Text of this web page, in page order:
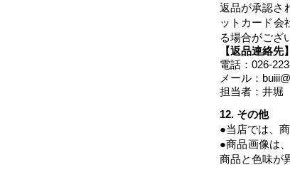
返品が承認さ
ットカード会
る場合がござ
【返品連絡先】
電話：026-
メール：
​担当者：井堀
12. その他
●当店では、
●商品画像は
商品と色味が